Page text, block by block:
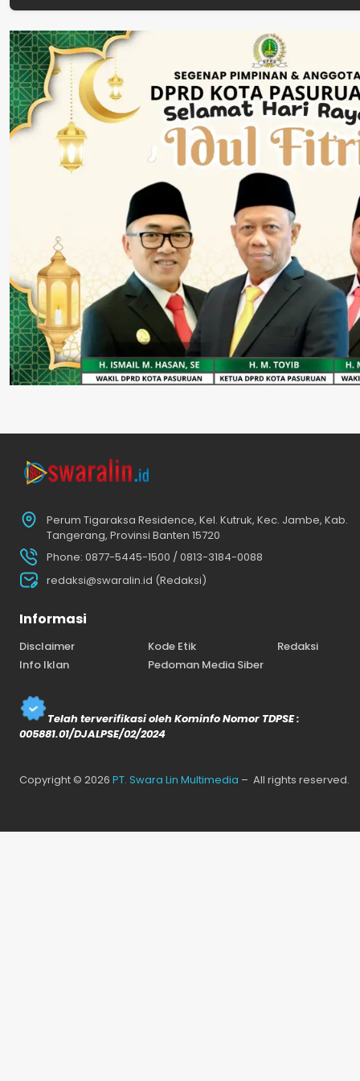
Perkuat Perang
Rokok Ilegal
Dinyatakan Tuntas
Tengah
Perum Tigaraksa Residence, Kel. Kutruk, Kec. Jambe, Kab.
Tangerang, Provinsi Banten 15720
Phone: 0877-5445-1500 / 0813-3184-0088
redaksi@swaralin.id (Redaksi)
Informasi
Disclaimer Kode Etik
Redaksi
Info Iklan
Pedoman Media Siber
Telah terverifikasi oleh Kominfo Nomor TDPSE :
005881.01/DJALPSE/02/2024
Copyright © 2026 PT. Swara Lin Multimedia – All rights reserved.